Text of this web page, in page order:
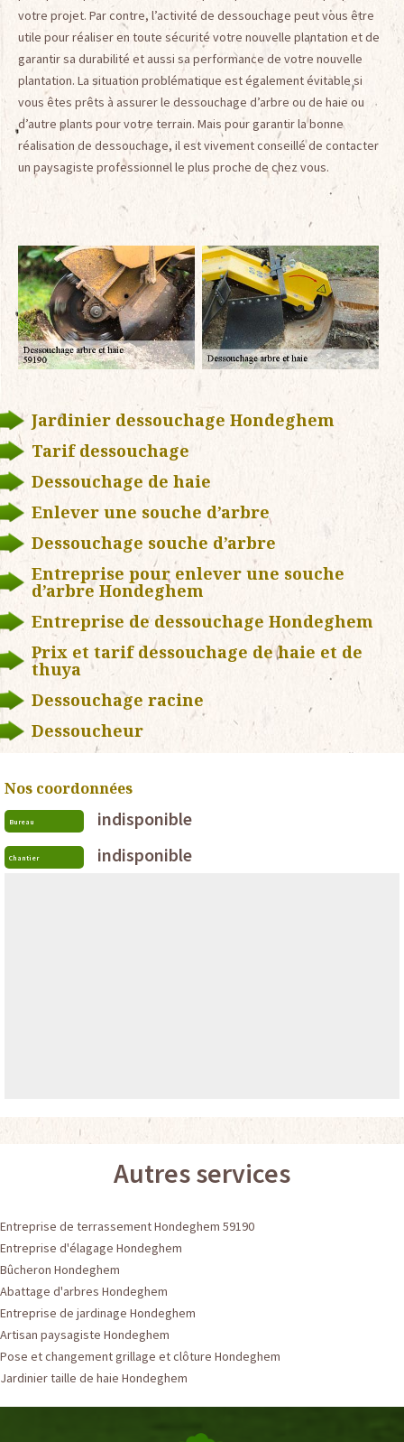
votre projet. Par contre, l’activité de dessouchage peut vous être
utile pour réaliser en toute sécurité votre nouvelle plantation et de
garantir sa durabilité et aussi sa performance de votre nouvelle
plantation. La situation problématique est également évitable si
vous êtes prêts à assurer le dessouchage d’arbre ou de haie ou
d’autre plants pour votre terrain. Mais pour garantir la bonne
réalisation de dessouchage, il est vivement conseillé de contacter
un paysagiste professionnel le plus proche de chez vous.
Jardinier dessouchage Hondeghem
Tarif dessouchage
Dessouchage de haie
Enlever une souche d’arbre
Dessouchage souche d’arbre
Entreprise pour enlever une souche
d’arbre Hondeghem
Entreprise de dessouchage Hondeghem
Prix et tarif dessouchage de haie et de
thuya
Dessouchage racine
Dessoucheur
Nos coordonnées
Bureau indisponible
Chantier indisponible
Autres services
Entreprise de terrassement Hondeghem 59190
Entreprise d'élagage Hondeghem
Bûcheron Hondeghem
Abattage d'arbres Hondeghem
Entreprise de jardinage Hondeghem
Artisan paysagiste Hondeghem
Pose et changement grillage et clôture Hondeghem
Jardinier taille de haie Hondeghem